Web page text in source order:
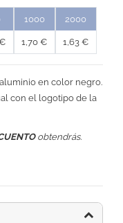
1000
1,70 €
2000
1,63 €
en color negro.
con el logotipo de la
obtendrás.